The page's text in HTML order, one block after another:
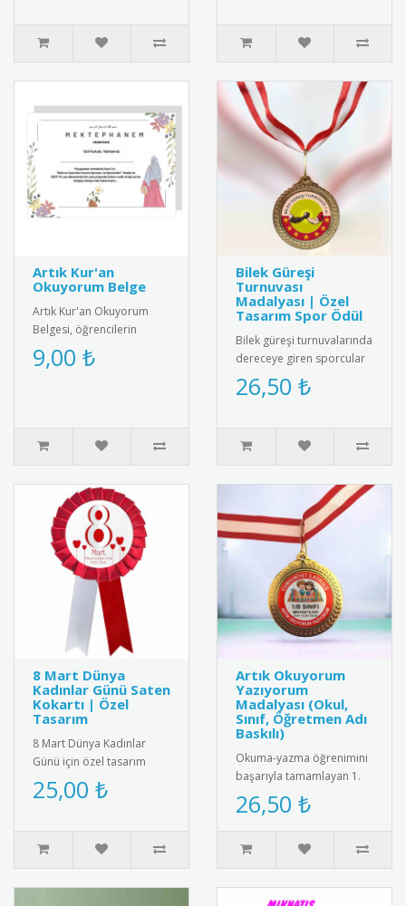
Artık Kur'an
Okuyorum Belge
Artık Kur'an Okuyorum
Belgesi, öğrencilerin
Kur'an okuma becerilerini
kutlayan anlamlı bir ödül
9,00 ₺
Bilek Güreşi
Turnuvası
Madalyası | Özel
Tasarım Spor Ödül
Bilek güreşi turnuvalarında
dereceye giren sporcular
için özel tasarım madalya.
Kaliteli metal alaşı..
26,50 ₺
8 Mart Dünya
Kadınlar Günü Saten
Kokartı | Özel
Tasarım
8 Mart Dünya Kadınlar
Günü için özel tasarım
saten kokart.Yüksek kaliteli
kadife dokulu saten
25,00 ₺
Artık Okuyorum
Yazıyorum
Madalyası (Okul,
Sınıf, Öğretmen Adı
Baskılı)
Okuma-yazma öğrenimini
başarıyla tamamlayan 1.
sınıf öğrencilerini tebrik
etmek için tasarlanmış
öze..
26,50 ₺